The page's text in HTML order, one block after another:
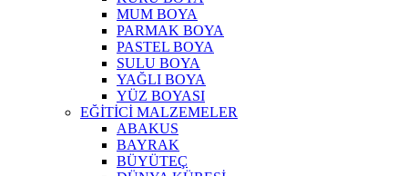
MUM BOYA
PARMAK BOYA
PASTEL BOYA
SULU BOYA
YAĞLI BOYA
YÜZ BOYASI
EĞİTİCİ MALZEMELER
ABAKUS
BAYRAK
BÜYÜTEÇ